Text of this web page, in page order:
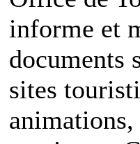
informe et
documents
sites